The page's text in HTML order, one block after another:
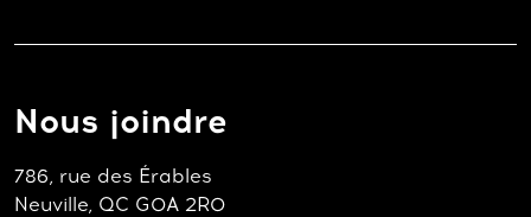
Nous joindre
786, rue des Érables
Neuville, QC G0A 2R0